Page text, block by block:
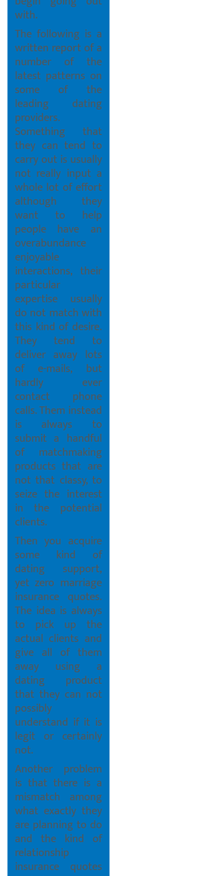
with.
The following is a
written report of a
number of the
latest patterns on
some of the
leading dating
providers.
Something that
they can tend to
carry out is usually
not really input a
whole lot of effort
although they
want to help
people have an
overabundance
enjoyable
interactions, their
particular
expertise usually
do not match with
this kind of desire.
They tend to
deliver away lots
of e-mails, but
hardly ever
contact phone
calls. Them instead
is always to
submit a handful
of matchmaking
products that are
not that classy, to
seize the interest
in the potential
clients.
Then you acquire
some kind of
dating support,
yet zero marriage
insurance quotes.
The idea is always
to pick up the
actual clients and
give all of them
away using a
dating product
that they can not
possibly
understand if it is
legit or certainly
not.
Another problem
is that there is a
mismatch among
what exactly they
are planning to do
and the kind of
relationship
insurance quotes